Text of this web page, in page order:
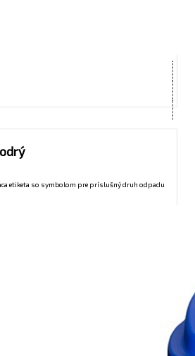
etiketa so symbolom pre príslušný druh odpadu